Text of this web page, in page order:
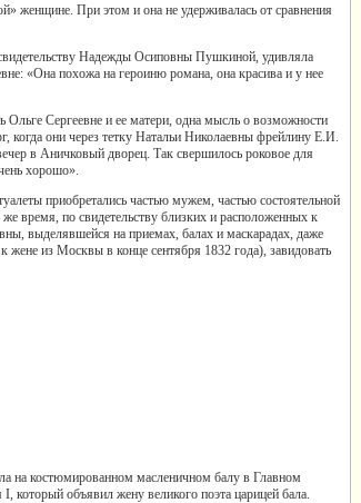
женщине. При этом и она не удерживалась от сравнения
Надежды Осиповны Пушкиной, удивляла
«Она похожа на героиню романа, она красива и у нее
Сергеевне и ее матери, одна мысль о возможности
они через тетку Натальи Николаевны фрейлину Е.И.
в Аничковый дворец. Так свершилось роковое для
хорошо».
приобретались частью мужем, частью состоятельной
время, по свидетельству близких и расположенных к
выделявшейся на приемах, балах и маскарадах, даже
из Москвы в конце сентября 1832 года), завидовать
на костюмированном масленичном балу в Главном
объявил жену великого поэта царицей бала.